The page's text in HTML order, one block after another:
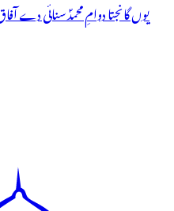
یوں گانجتا دوامِ محمدؐ سنائی